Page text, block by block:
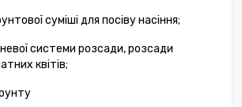
суміші для посіву насіння;
системи розсади, розсади
квітів;